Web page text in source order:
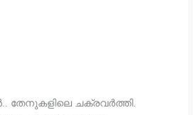
തേനുകളിലെ ചക്രവർത്തി.